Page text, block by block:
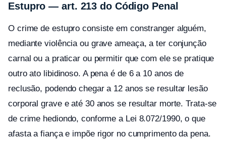
Estupro — art. 213 do Código Penal
O crime de estupro consiste em constranger alguém,
mediante violência ou grave ameaça, a ter conjunção
carnal ou a praticar ou permitir que com ele se pratique
outro ato libidinoso. A pena é de 6 a 10 anos de
reclusão, podendo chegar a 12 anos se resultar lesão
corporal grave e até 30 anos se resultar morte. Trata-se
de crime hediondo, conforme a Lei 8.072/1990, o que
afasta a fiança e impõe rigor no cumprimento da pena.